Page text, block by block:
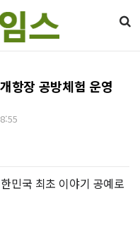
항장 공방체험 운영
민국 최초 이야기 공예로